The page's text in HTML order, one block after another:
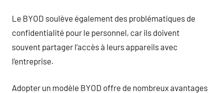
Le BYOD soulève également des problématiques de
confidentialité pour le personnel, car ils doivent
souvent partager l’accès à leurs appareils avec
l’entreprise.
Adopter un modèle BYOD offre de nombreux avantages